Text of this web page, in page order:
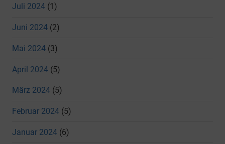
Juli 2024 (1)
Juni 2024 (2)
Mai 2024 (3)
April 2024 (5)
März 2024 (5)
Februar 2024 (5)
Januar 2024 (6)